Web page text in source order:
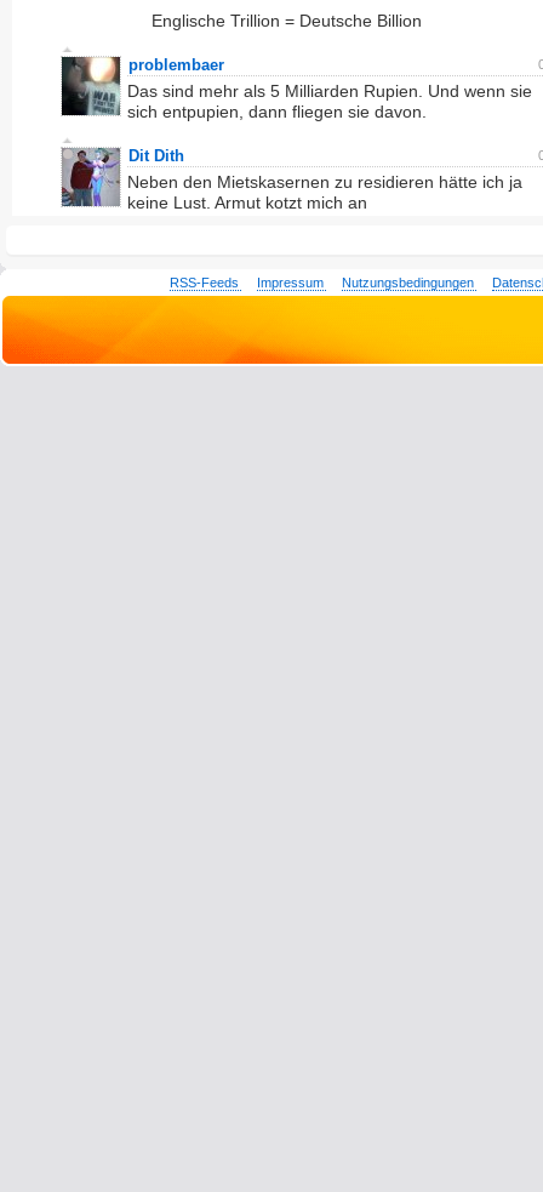
Englische Trillion = Deutsche Billion
problembaer
Das sind mehr als 5 Milliarden Rupien. Und wenn sie
sich entpupien, dann fliegen sie davon.
Dit Dith
Neben den Mietskasernen zu residieren hätte ich ja
keine Lust. Armut kotzt mich an
RSS-Feeds Impressum Nutzungsbedingungen